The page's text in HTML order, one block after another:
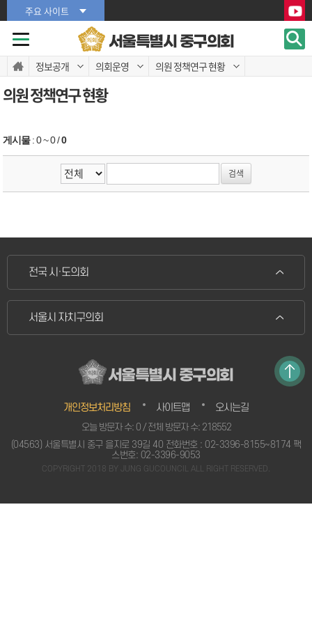
본문바로가기
본문바로가기
주요 사이트
서울특별시 중구의회
정보공개 의회운영 의원 정책연구 현황
의원 정책연구 현황
게시물:0 ~ 0/0
전국 시·도의회
서울시 자치구의회
서울특별시 중구의회
개인정보처리방침 사이트맵 오시는길
오늘 방문자 수: 0 / 전체 방문자 수: 218552
(04563) 서울특별시 중구 을지로 39길 40 전화번호 : 02-3396-8155~8174 팩
스번호: 02-3396-9053
COPYRIGHT 2018 BY JUNG GUCOUNCIL ALL RIGHT RESERVED.